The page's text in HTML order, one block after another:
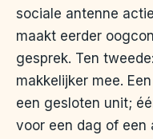
sociale antenne
maakt eerder
gesprek. Ten
makkelijker mee.
een gesloten unit;
voor een dag of een